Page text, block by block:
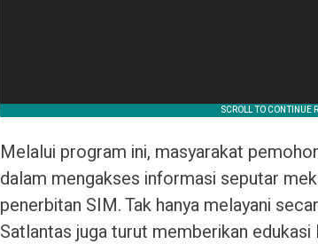
Melalui program ini, masyarakat
dalam mengakses informasi seputar
penerbitan SIM. Tak hanya melayani
Satlantas juga turut memberikan